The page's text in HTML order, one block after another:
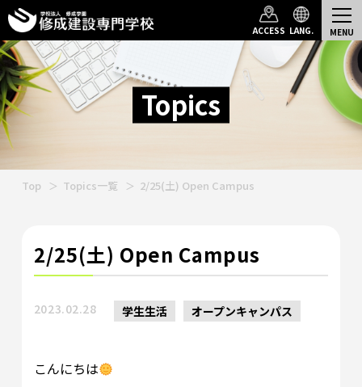
ACCESS LANG.
Topics
Top Topics一覧 2/25(土) Open Campus
2/25(土) Open Campus
2023.02.28 学生生活 オープンキャンパス
こんにちは